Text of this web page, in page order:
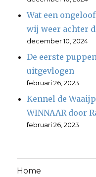
Wat een
wij weer achter
december 10, 2024
De eerste
uitgevlogen
februari 26, 2023
Kennel de
WINNAAR door
februari 26, 2023
Home